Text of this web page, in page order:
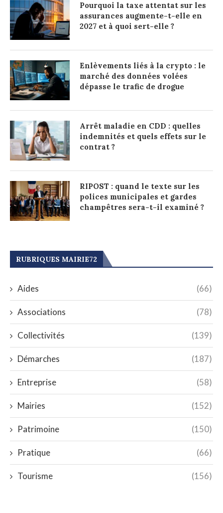
Pourquoi la taxe attentat sur les
assurances augmente-t-elle en
2027 et à quoi sert-elle ?
Enlèvements liés à la crypto : le
marché des données volées
dépasse le trafic de drogue
Arrêt maladie en CDD : quelles
indemnités et quels effets sur le
contrat ?
RIPOST : quand le texte sur les
polices municipales et gardes
champêtres sera-t-il examiné ?
RUBRIQUES MAIRIE72
Aides (66)
Associations (78)
Collectivités (139)
Démarches (187)
Entreprise (58)
Mairies (152)
Patrimoine (150)
Pratique (66)
Tourisme (156)